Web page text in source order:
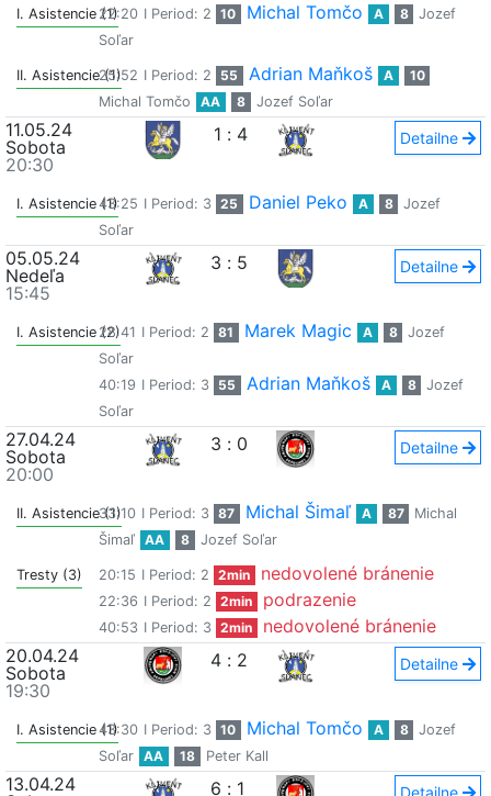
I. Asistencie (1)22:20 I Period: 2 10 Michal Tomčo A 8
Jozef
Soľar
II. Asistencie (1)
25:52 I Period: 2 55 Adrian Maňkoš A
10
Michal Tomčo
AA 8 Jozef Soľar
11.05.24
Sobota
20:30
1 : 4 Detailne
I. Asistencie (1)43:25 I Period: 3 25 Daniel Peko A 8
Jozef
Soľar
05.05.24
Nedeľa
15:45
3 : 5 Detailne
I. Asistencie (2)28:41 I Period: 2 81 Marek Magic A 8
Jozef
Soľar
40:19 I Period: 3 55 Adrian Maňkoš A 8
Jozef
Soľar
27.04.24
Sobota
20:00
3 : 0 Detailne
II. Asistencie (1)
33:10 I Period: 3 87 Michal Šimaľ A 87
Michal
Šimaľ
AA 8 Jozef Soľar
Tresty (3) 20:15 I Period: 2 2min nedovolené bránenie
22:36 I Period: 2 2min podrazenie
40:53 I Period: 3 2min
nedovolené bránenie
20.04.24
Sobota
19:30
4 : 2 Detailne
I. Asistencie (1)43:30 I Period: 3 10 Michal Tomčo A 8
Jozef
Soľar
AA 18 Peter Kall
13.04.24
6 : 1 Detailne